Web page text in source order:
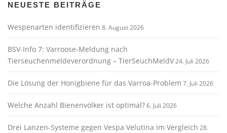
NEUESTE BEITRÄGE
Wespenarten identifizieren 8. August 2026
BSV-Info 7: Varroose-Meldung nach
Tierseuchenmeldeverordnung – TierSeuchMeldV24. Juli 2026
Die Lösung der Honigbiene für das Varroa-Problem 7. Juli 2026
Welche Anzahl Bienenvölker ist optimal?6. Juli 2026
Drei Lanzen-Systeme gegen Vespa Velutina im Vergleich 28.